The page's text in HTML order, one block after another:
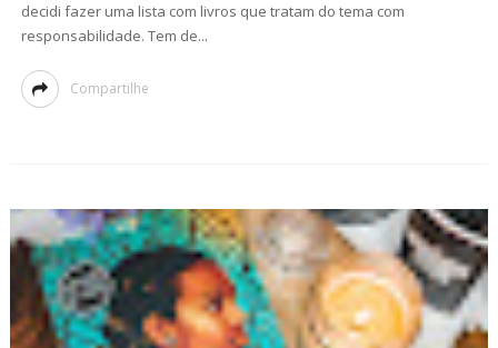
decidi fazer uma lista com livros que tratam do tema com
responsabilidade. Tem de...
Compartilhe